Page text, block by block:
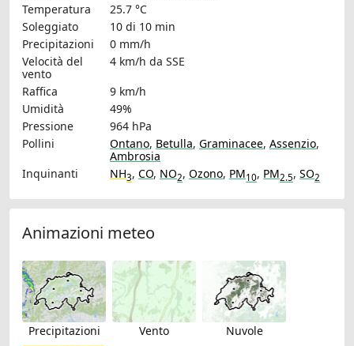
Temperatura
25.7 °C
Soleggiato
10 di 10 min
Precipitazioni
0 mm/h
Velocità del
vento
4 km/h da SSE
Raffica
9 km/h
Umidità
49%
Pressione
964 hPa
Pollini
Ontano, Betulla, Graminacee, Assenzio,
Ambrosia
Inquinanti
NH3, CO, NO2, Ozono, PM10, PM2.5, SO2
Animazioni meteo
Precipitazioni Vento Nuvole